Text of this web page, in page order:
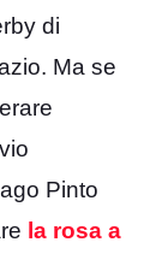
di
Ma se
Pinto
la rosa a